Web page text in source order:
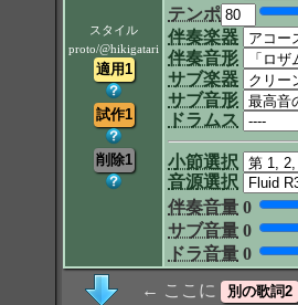
スタイル
proto/@hikigatari
テンポ
伴奏楽器
伴奏音形
サブ楽器
サブ音形
ドラムス
小節選択
音源選択
伴奏音量 0
サブ音量 0
ドラ音量 0
← ここに